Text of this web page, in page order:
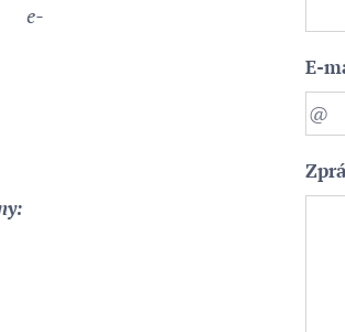
e-
E-